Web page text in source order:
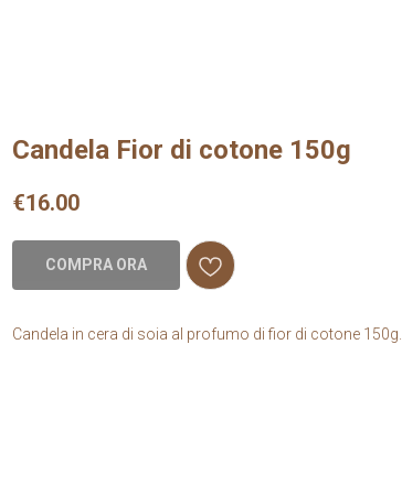
Candela Fior di cotone 150g
€16.00
COMPRA ORA
Candela in cera di soia al profumo di fior di cotone 150g.